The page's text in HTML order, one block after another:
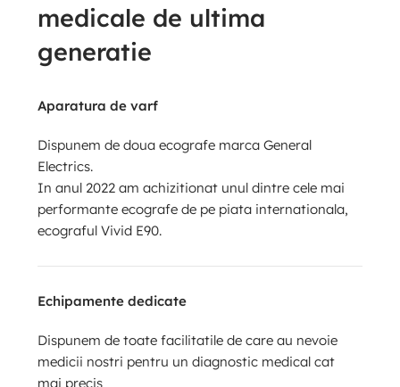
medicale de ultima
generatie
Aparatura de varf
Dispunem de doua ecografe marca General
Electrics.
In anul 2022 am achizitionat unul dintre cele mai
performante ecografe de pe piata internationala,
ecograful Vivid E90.
Echipamente dedicate
Dispunem de toate facilitatile de care au nevoie
medicii nostri pentru un diagnostic medical cat
mai precis